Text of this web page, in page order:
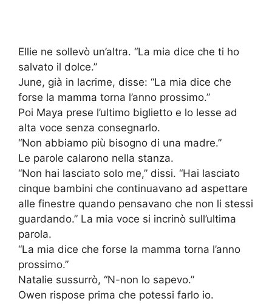
Ellie ne sollevò un’altra. “La mia dice che ti ho
salvato il dolce.”
June, già in lacrime, disse: “La mia dice che
forse la mamma torna l’anno prossimo.”
Poi Maya prese l’ultimo biglietto e lo lesse ad
alta voce senza consegnarlo.
“Non abbiamo più bisogno di una madre.”
Le parole calarono nella stanza.
“Non hai lasciato solo me,” dissi. “Hai lasciato
cinque bambini che continuavano ad aspettare
alle finestre quando pensavano che non li stessi
guardando.” La mia voce si incrinò sull’ultima
parola.
“La mia dice che forse la mamma torna l’anno
prossimo.”
Natalie sussurrò, “N-non lo sapevo.”
Owen rispose prima che potessi farlo io.